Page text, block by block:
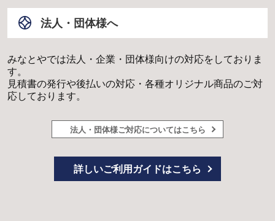
法人・団体様へ
みなとやでは法人・企業・団体様向けの対応をしておりま
す。
見積書の発行や後払いの対応・各種オリジナル商品のご対
応しております。
法人・団体様ご対応についてはこちら
詳しいご利用ガイドはこちら